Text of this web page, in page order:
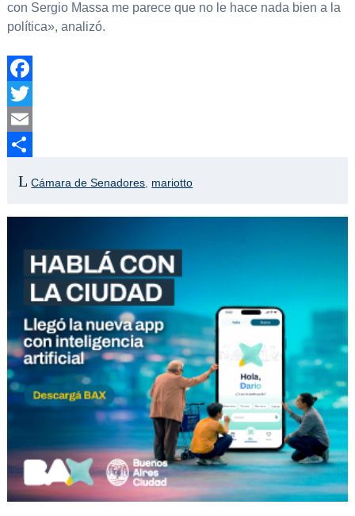
con Sergio Massa me parece que no le hace nada bien a la
política», analizó.
Facebook
Twitter
Email
Cámara de Senadores mariotto